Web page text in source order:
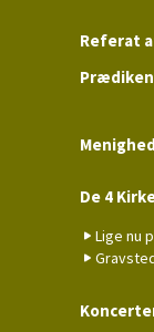
Referat
De 4
Lige nu